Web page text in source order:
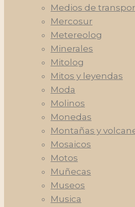
Medios de
Mercosur
Metereolog
Minerales
Mitolog
Mitos y leyendas
Moda
Molinos
Monedas
Montañas y
Mosaicos
Motos
Muñecas
Museos
Musica